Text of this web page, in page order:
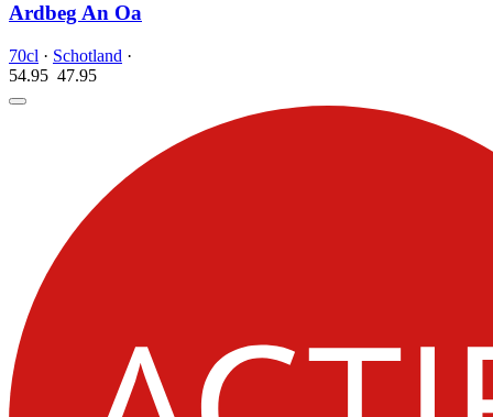
Ardbeg An Oa
70cl · Schotland ·
54.95 47.95